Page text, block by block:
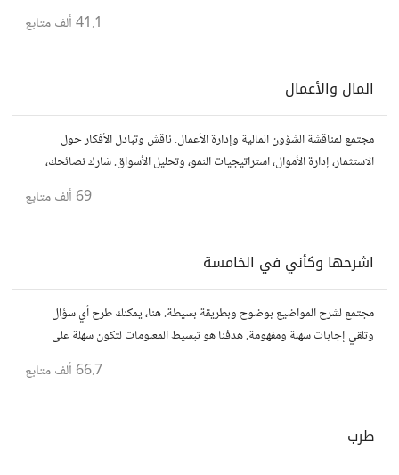
41.1 ألف متابع
المال والأعمال
مجتمع لمناقشة الشؤون المالية وإدارة الأعمال. ناقش وتبادل الأفكار حول
الاستثمار، إدارة الأموال، استراتيجيات النمو، وتحليل الأسواق. شارك نصائحك،
69 ألف متابع
اشرحها وكأني في الخامسة
مجتمع لشرح المواضيع بوضوح وبطريقة بسيطة. هنا، يمكنك طرح أي سؤال
وتلقي إجابات سهلة ومفهومة. هدفنا هو تبسيط المعلومات لتكون سهلة على
66.7 ألف متابع
طرب